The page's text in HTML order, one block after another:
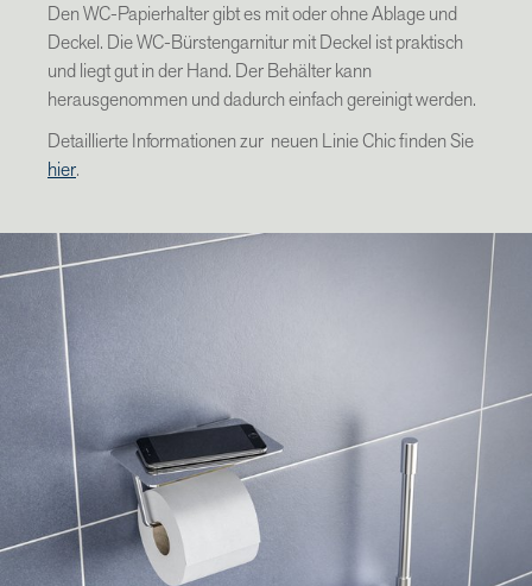
Den WC-Papierhalter gibt es mit oder ohne Ablage und
Deckel. Die WC-Bürstengarnitur mit Deckel ist praktisch
und liegt gut in der Hand. Der Behälter kann
herausgenommen und dadurch einfach gereinigt werden.
Detaillierte Informationen zur neuen Linie Chic finden Sie
hier.